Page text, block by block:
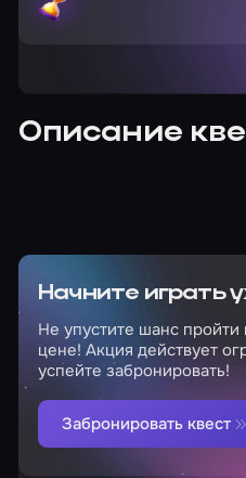
Описание
Начните играть
Не упустите шанс
цене! Акция действует
успейте забронировать!
Забронировать квест